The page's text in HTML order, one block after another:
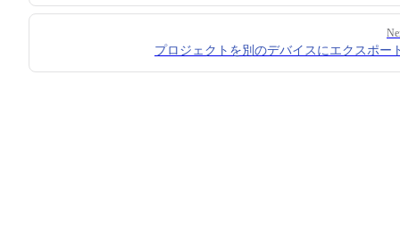
プロジェクトを別のデバイスにエクスポー